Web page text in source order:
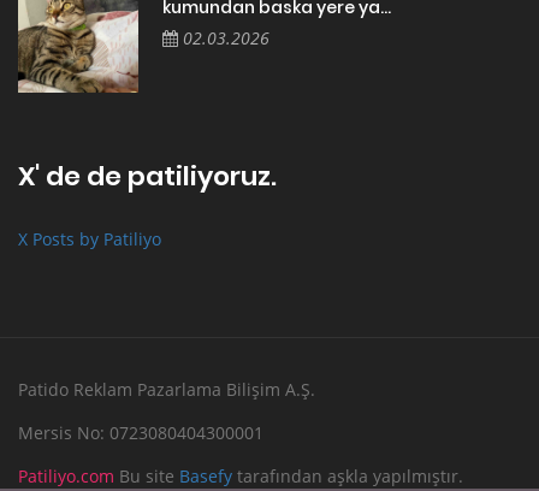
kumundan baska yere ya...
02.03.2026
X' de de patiliyoruz.
X Posts by Patiliyo
Patido Reklam Pazarlama Bilişim A.Ş.
Mersis No: 0723080404300001
Patiliyo.com Bu site Basefy tarafından aşkla yapılmıştır.